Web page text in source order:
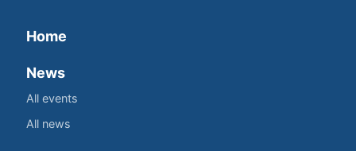
Home
News
All events
All news